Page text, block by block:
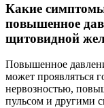
Какие
повышенное
щитовидной
Повышенное
может проявляться
нервозностью,
пульсом и другими